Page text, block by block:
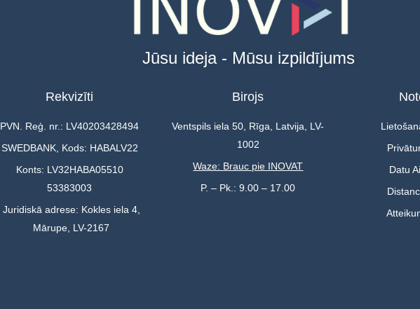
Jūsu ideja - Mūsu izpildījums
Rekvizīti
PVN. Reģ. nr.: LV40203428494
SWEDBANK, Kods: HABALV22
Konts: LV32HABA05510
53383003
Juridiskā adrese: Kokles iela 4,
Mārupe, LV-2167
Birojs
Ventspils iela 50, Rīga, Latvija, LV-
1002
Waze: Brauc pie INOVAT
P. – Pk.: 9.00 – 17.00
Datu